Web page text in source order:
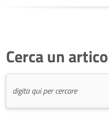
Cerca un